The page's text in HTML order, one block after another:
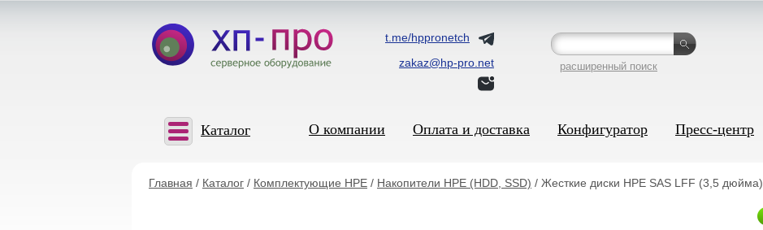
t.me/hppronetch
zakaz@hp-pro.net
расширенный поиск
Каталог О компании Оплата и доставка Конфигуратор Пресс-центр
Главная / Каталог / Комплектующие HPE / Накопители HPE (HDD, SSD) / Жесткие диски HPE SAS LFF (3,5 дюйма)